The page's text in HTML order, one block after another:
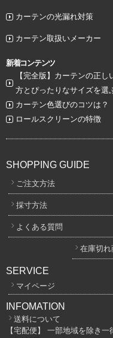
カーテンの光漏れ対策
カーテン取扱いメーカー
新着コンテンツ
【完全版】カーテンの正し
方とぴったりなサイズを選
カーテン色選びのコツは？
ロールスクリーンの特徴
SHOPPING GUIDE
ご注文方法
採寸方法
よくある質問
在庫切
SERVICE
マイページ
INFOMATION
送料について
【宅配便】 一部地域を除き